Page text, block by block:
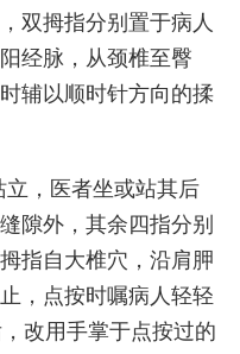
双拇指分别置于病人
经脉，从颈椎至臀
辅以顺时针方向的揉
，医者坐或站其后
隙外，其余四指分别
指自大椎穴，沿肩胛
，点按时嘱病人轻轻
改用手掌于点按过的